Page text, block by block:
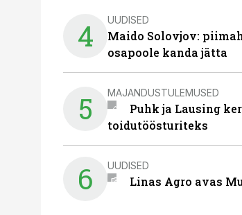
4 UUDISED
Maido Solovjov:
osapoole kanda jätta
5 MAJANDUSTULEMUSED
Puhk ja Lausing
toidutöösturiteks
6 UUDISED
Linas Agro avas